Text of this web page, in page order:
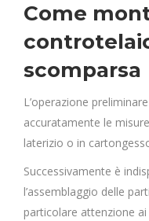
Come
scomparsa
L’operazione
accuratamente le
laterizio o in
Successivamente è
l’assemblaggio delle
particolare attenzione